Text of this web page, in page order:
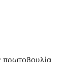
πρωτοβουλία